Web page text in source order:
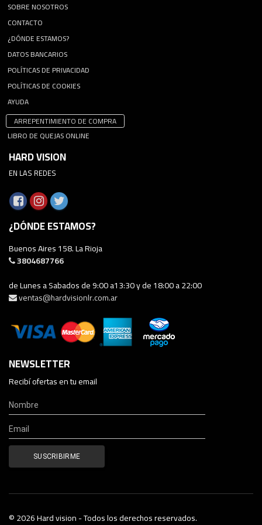
SOBRE NOSOTROS
CONTACTO
¿DÓNDE ESTAMOS?
DATOS BANCARIOS
POLÍTICAS DE PRIVACIDAD
POLÍTICAS DE COOKIES
AYUDA
ARREPENTIMIENTO DE COMPRA
LIBRO DE QUEJAS ONLINE
HARD VISION
EN LAS REDES
¿DÓNDE ESTAMOS?
Buenos Aires 158. La Rioja
3804687766
de Lunes a Sabados de 9:00 a13:30 y de 18:00 a 22:00
ventas@hardvisionlr.com.ar
NEWSLETTER
Recibí ofertas en tu email
© 2026 Hard vision - Todos los derechos reservados.